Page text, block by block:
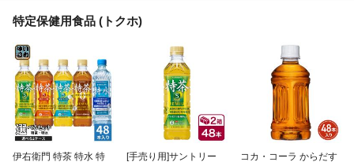
特定保健用食品 (トクホ)
伊右衛門 特茶 特水 特
[手売り用]サントリー
コカ・コーラ からだす